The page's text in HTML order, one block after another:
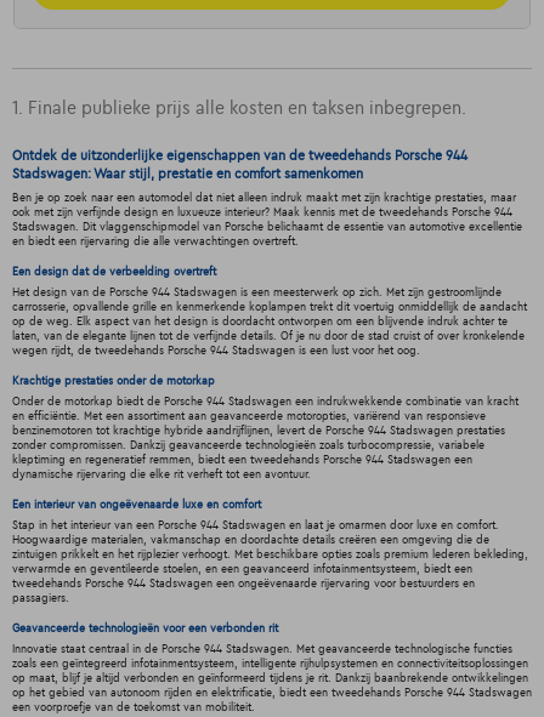
1. Finale publieke prijs alle kosten en taksen inbegrepen.
Ontdek de uitzonderlijke eigenschappen van de tweedehands Porsche 944
Stadswagen: Waar stijl, prestatie en comfort samenkomen
Ben je op zoek naar een automodel dat niet alleen indruk maakt met zijn krachtige prestaties, maar
ook met zijn verfijnde design en luxueuze interieur? Maak kennis met de tweedehands Porsche 944
Stadswagen. Dit vlaggenschipmodel van Porsche belichaamt de essentie van automotive excellentie
en biedt een rijervaring die alle verwachtingen overtreft.
Een design dat de verbeelding overtreft
Het design van de Porsche 944 Stadswagen is een meesterwerk op zich. Met zijn gestroomlijnde
carrosserie, opvallende grille en kenmerkende koplampen trekt dit voertuig onmiddellijk de aandacht
op de weg. Elk aspect van het design is doordacht ontworpen om een blijvende indruk achter te
laten, van de elegante lijnen tot de verfijnde details. Of je nu door de stad cruist of over kronkelende
wegen rijdt, de tweedehands Porsche 944 Stadswagen is een lust voor het oog.
Krachtige prestaties onder de motorkap
Onder de motorkap biedt de Porsche 944 Stadswagen een indrukwekkende combinatie van kracht
en efficiëntie. Met een assortiment aan geavanceerde motoropties, variërend van responsieve
benzinemotoren tot krachtige hybride aandrijflijnen, levert de Porsche 944 Stadswagen prestaties
zonder compromissen. Dankzij geavanceerde technologieën zoals turbocompressie, variabele
kleptiming en regeneratief remmen, biedt een tweedehands Porsche 944 Stadswagen een
dynamische rijervaring die elke rit verheft tot een avontuur.
Een interieur van ongeëvenaarde luxe en comfort
Stap in het interieur van een Porsche 944 Stadswagen en laat je omarmen door luxe en comfort.
Hoogwaardige materialen, vakmanschap en doordachte details creëren een omgeving die de
zintuigen prikkelt en het rijplezier verhoogt. Met beschikbare opties zoals premium lederen bekleding,
verwarmde en geventileerde stoelen, en een geavanceerd infotainmentsysteem, biedt een
tweedehands Porsche 944 Stadswagen een ongeëvenaarde rijervaring voor bestuurders en
passagiers.
Geavanceerde technologieën voor een verbonden rit
Innovatie staat centraal in de Porsche 944 Stadswagen. Met geavanceerde technologische functies
zoals een geïntegreerd infotainmentsysteem, intelligente rijhulpsystemen en connectiviteitsoplossingen
op maat, blijf je altijd verbonden en geïnformeerd tijdens je rit. Dankzij baanbrekende ontwikkelingen
op het gebied van autonoom rijden en elektrificatie, biedt een tweedehands Porsche 944 Stadswagen
een voorproefje van de toekomst van mobiliteit.